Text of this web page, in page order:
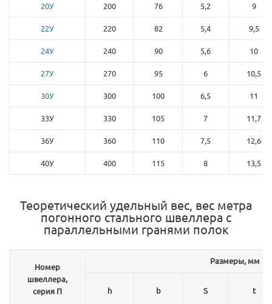
20У 200 76 5,2 9
22У 220 82 5,4 9,5
24У 240 90 5,6 10
27У 270 95 6 10,5
30У 300 100 6,5 11
33У 330 105 7 11,7
36У 360 110 7,5 12,6
40У 400 115 8 13,5
Теоретический удельный вес, вес метра
погонного стального швеллера с
параллельными гранями полок
Номер
швеллера,
серия П
Размеры, мм
h b S t